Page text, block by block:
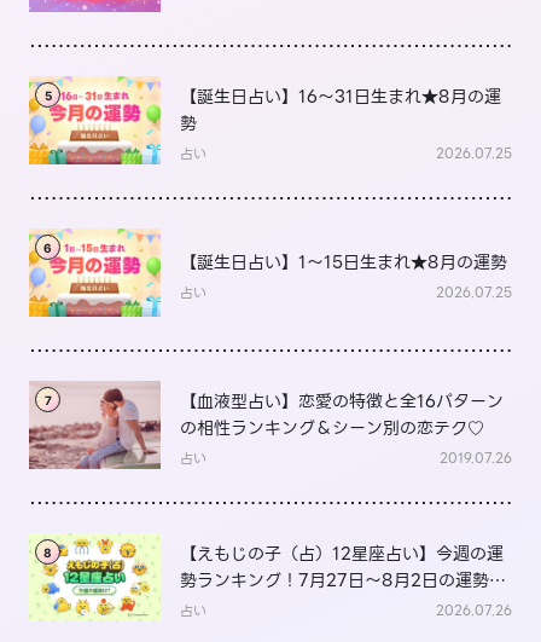
5
【誕生日占い】16～31日生まれ★8月の運
勢
占い 2026.07.25
6
【誕生日占い】1～15日生まれ★8月の運勢
占い 2026.07.25
7
【血液型占い】恋愛の特徴と全16パターン
の相性ランキング＆シーン別の恋テク♡
占い 2019.07.26
8
【えもじの子（占）12星座占い】今週の運
勢ランキング！7月27日～8月2日の運勢
は？
占い 2026.07.26